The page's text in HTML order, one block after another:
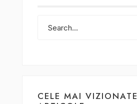
CELE MAI VIZIONATE